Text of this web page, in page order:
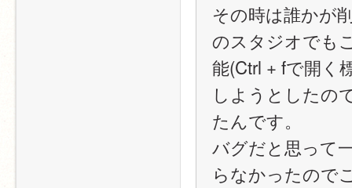
その時は誰かが
のスタジオでも
能(Ctrl + fで開く
しようとしたの
たんです。
バグだと思って
らなかったので